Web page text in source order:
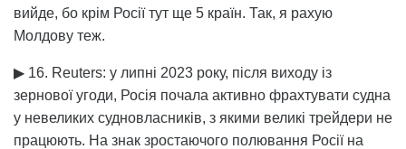
вийде, бо крім Росії тут ще 5 країн. Так, я рахую
Молдову теж.
▶ 16. Reuters: у липні 2023 року, після виходу із
зернової угоди, Росія почала активно фрахтувати судна
у невеликих судновласників, з якими великі трейдери не
працюють. На знак зростаючого полювання Росії на